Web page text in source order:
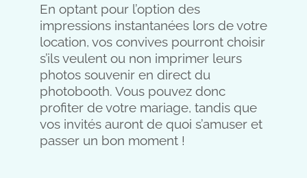
En optant pour l’option des
impressions instantanées lors de votre
location, vos convives pourront choisir
s’ils veulent ou non imprimer leurs
photos souvenir en direct du
photobooth. Vous pouvez donc
profiter de votre mariage, tandis que
vos invités auront de quoi s’amuser et
passer un bon moment !